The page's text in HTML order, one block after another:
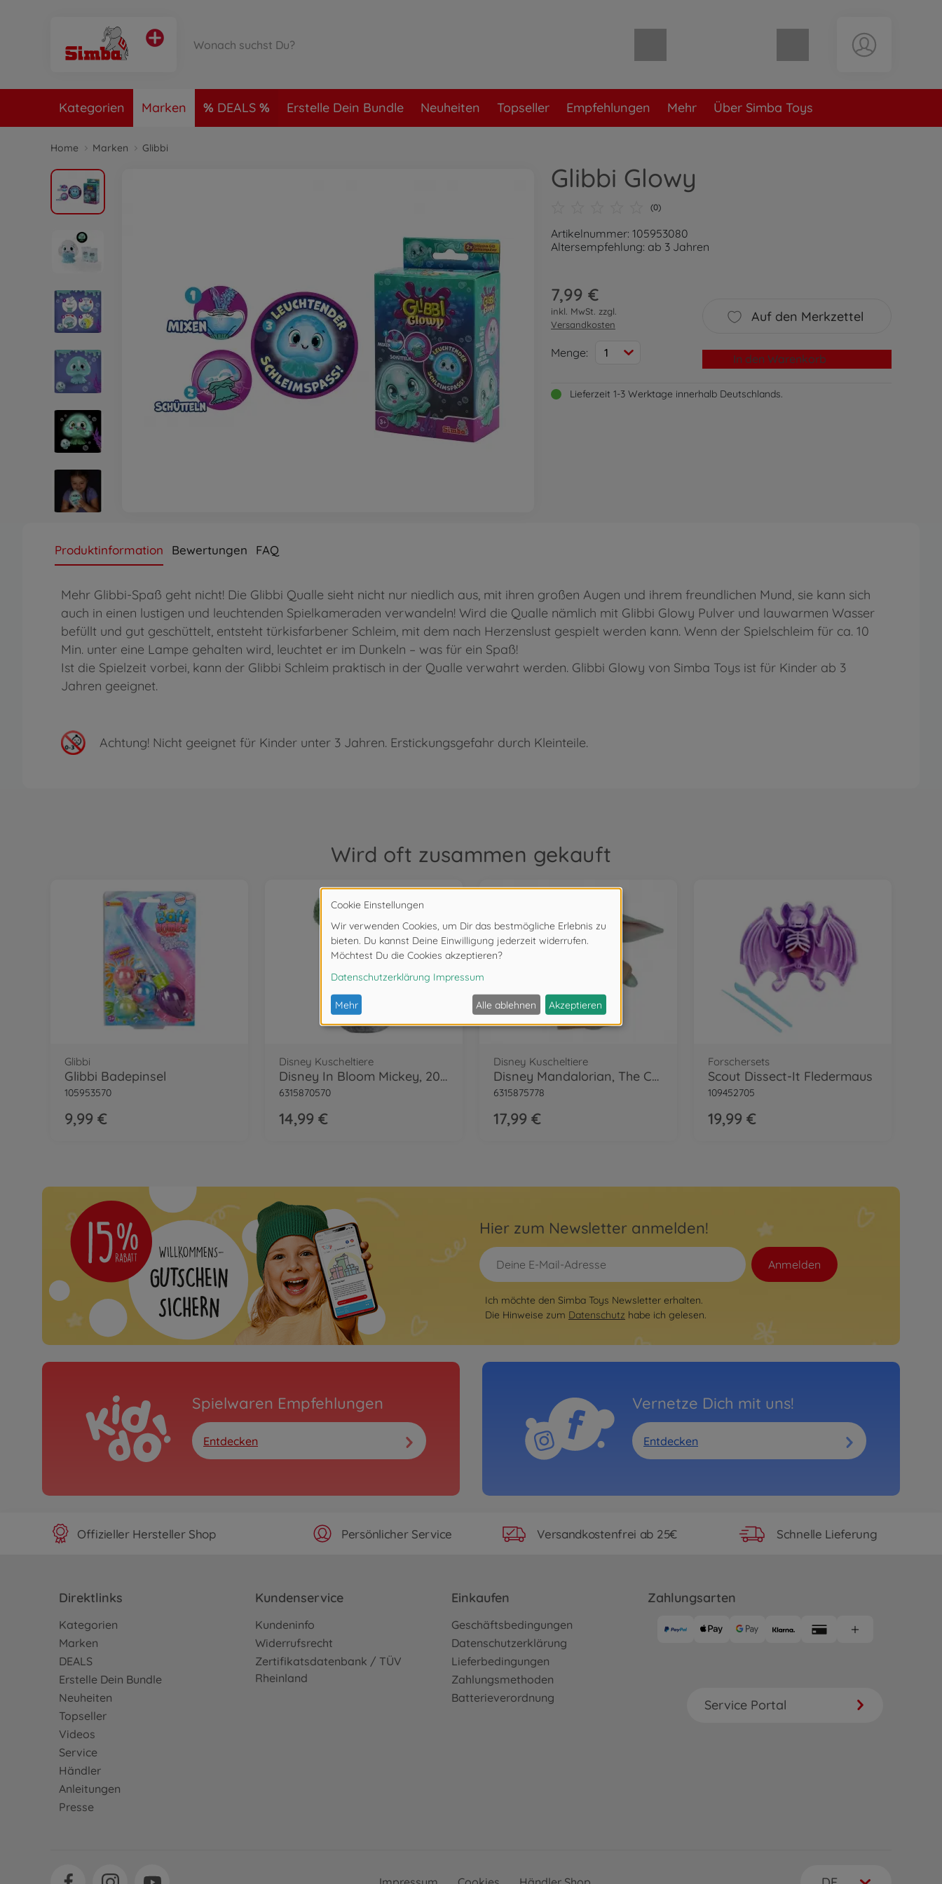
Warenkorb leer
Kategorien Marken DEALS Erstelle Dein Bundle Neuheiten Topseller Empfehlungen Mehr Über Simba Toys
Home Marken Glibbi
Glibbi Glowy
(0)
Artikelnummer: 105953080
Altersempfehlung: ab 3 Jahren
7,99 €
inkl. MwSt. zzgl.
Versandkosten
Menge: 1
Auf den Merkzettel
In den Warenkorb
Lieferzeit 1-3 Werktage innerhalb Deutschlands.
Produktinformation Bewertungen FAQ
Mehr Glibbi-Spaß geht nicht! Die Glibbi Qualle sieht nicht nur niedlich aus, mit ihren großen Augen und ihrem freundlichen Mund, sie kann sich
auch in einen lustigen und leuchtenden Spielkameraden verwandeln! Wird die Qualle nämlich mit Glibbi Glowy Pulver und lauwarmen Wasser
befüllt und gut geschüttelt, entsteht türkisfarbener Schleim, mit dem nach Herzenslust gespielt werden kann. Wenn der Spielschleim für ca. 10
Min. unter eine Lampe gehalten wird, leuchtet er im Dunkeln – was für ein Spaß!
Ist die Spielzeit vorbei, kann der Glibbi Schleim praktisch in der Qualle verwahrt werden. Glibbi Glowy von Simba Toys ist für Kinder ab 3
Jahren geeignet.
Achtung! Nicht geeignet für Kinder unter 3 Jahren. Erstickungsgefahr durch Kleinteile.
Wird oft zusammen gekauft
Glibbi
Glibbi Badepinsel
105953570
9,99 €
Disney Kuscheltiere
Disney In Bloom Mickey, 20cm
6315870570
14,99 €
Disney Kuscheltiere
Disney Mandalorian, The Child, 25cm
6315875778
17,99 €
Forschersets
Scout Dissect-It Fledermaus
109452705
19,99 €
Hier zum Newsletter anmelden!
Anmelden
Ich möchte den Simba Toys Newsletter erhalten.
Die Hinweise zum Datenschutz habe ich gelesen.
Spielwaren Empfehlungen
Entdecken
Vernetze Dich mit uns!
Entdecken
Offizieller Hersteller Shop Persönlicher Service Versandkostenfrei ab 25€ Schnelle Lieferung
Direktlinks
Kategorien
Marken
DEALS
Erstelle Dein Bundle
Neuheiten
Topseller
Videos
Service
Händler
Anleitungen
Presse
Kundenservice
Kundeninfo
Widerrufsrecht
Zertifikatsdatenbank / TÜV
Rheinland
Einkaufen
Geschäftsbedingungen
Datenschutzerklärung
Lieferbedingungen
Zahlungsmethoden
Batterieverordnung
Zahlungsarten
Service Portal